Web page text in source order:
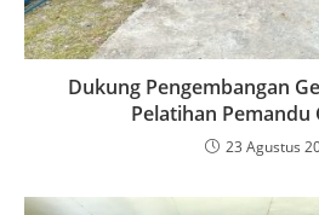
Dukung Pengembangan
Pelatihan Pemandu
23 Agustus